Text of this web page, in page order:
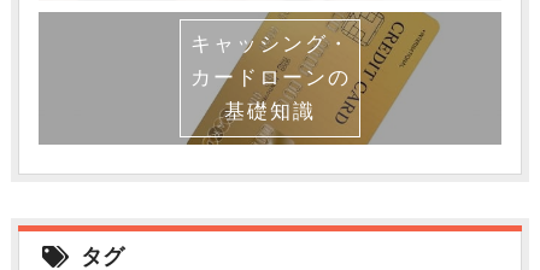
キャッシング・
カードローンの
基礎知識
タグ